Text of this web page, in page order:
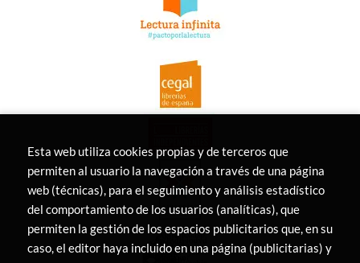
Esta web utiliza cookies propias y de terceros que
permiten al usuario la navegación a través de una página
web (técnicas), para el seguimiento y análisis estadístico
del comportamiento de los usuarios (analíticas), que
permiten la gestión de los espacios publicitarios que, en su
caso, el editor haya incluido en una página (publicitarias) y